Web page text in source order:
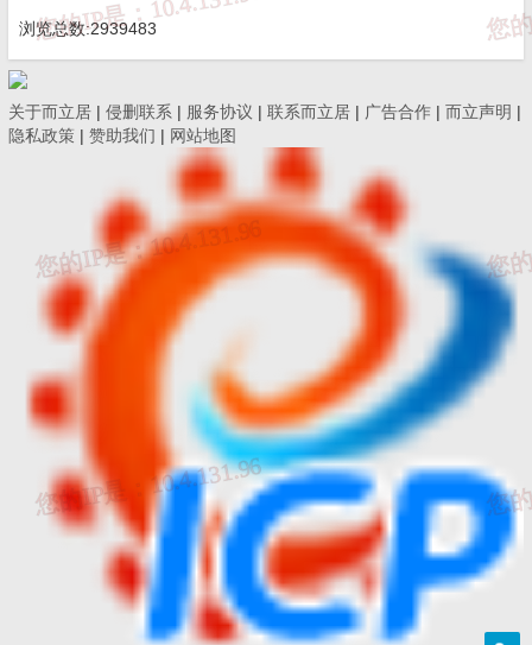
c) 为服务用户的目的，
而立居（一哥陈的济南工程
息，或者与 而立居（一哥陈的济南工程博客）合作
伙伴共享信息以便他们向您发送有关其产品和服务
的信息（后者需要您的事先同意）。
3. 信息披露
在如下情况下，
而立居（一哥陈的济南工程博客）
客将依据您的个人意愿或法律的规定全部或部分的
披露您的个人信息：
a) 经您事先同意，向第三方披露；
b) 为提供您所要求的产品和服务，而必须和第三方
分享您的个人信息；
c) 根据法律的有关规定，或者行政或司法机构的要
求，向第三方或者行政、司法机构披露；
浏览总数:2939483
关于而立居 | 侵删联系 | 服务协议 | 联系而立居 | 广告合作 | 而立声明 |
隐私政策 | 赞助我们 | 网站地图